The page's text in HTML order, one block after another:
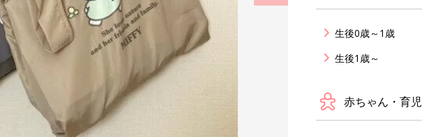
生後0歳～1歳
生後1歳～
赤ちゃん・育児